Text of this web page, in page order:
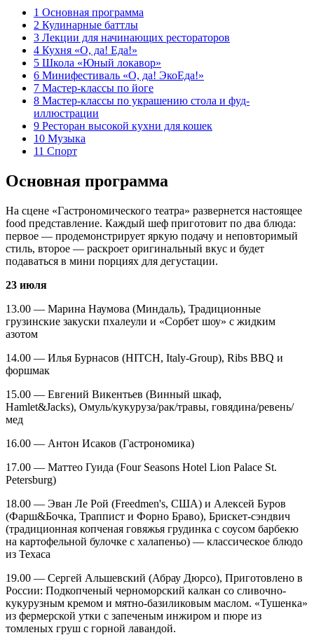
1 Основная программа
2 Кулинарные баттлы
3 Лекции для начинающих рестораторов
4 Кухня «О, да! Еда!»
5 Школа «Юный локавор»
6 Минифестиваль «О, да! ЭкоЕда!»
7 Мастер-классы по йоге
8 Мастер-классы по украшению стола и фуд-
иллюстрации
9 Ресторан высокой кухни для кошек
10 Музыка
11 Спорт
Основная программа
На сцене «Гастрономического театра» развернется настоящее
food представление. Каждый шеф приготовит по два блюда:
первое — продемонстрирует яркую подачу и неповторимый
стиль, второе — раскроет оригинальный вкус и будет
подаваться в мини порциях для дегустации.
23 июля
13.00 — Марина Наумова (Миндаль), Традиционные
грузинские закуски пхалеули и «Сорбет шоу» с жидким
азотом
14.00 — Илья Бурнасов (HITCH, Italy-Group), Ribs BBQ и
форшмак
15.00 — Евгений Викентьев (Винный шкаф,
Hamlet&Jacks), Омуль/кукуруза/рак/травы, говядина/ревень/
мед
16.00 — Антон Исаков (Гастрономика)
17.00 — Маттео Гуида (Four Seasons Hotel Lion Palace St.
Petersburg)
18.00 — Эван Ле Рой (Freedmen's, США) и Алексей Буров
(Фарш&Бочка, Траппист и Форно Браво), Брискет-сэндвич
(традиционная копченая говяжья грудинка с соусом барбекю
на картофельной булочке с халапеньо) — классическое блюдо
из Техаса
19.00 — Сергей Альшевский (Абрау Дюрсо), Приготовлено в
России: Подкопченый черноморский калкан со сливочно-
кукурузным кремом и мятно-базиликовым маслом. «Тушенка»
из фермерской утки с запеченым инжиром и пюре из
томленых груш с горной лавандой.